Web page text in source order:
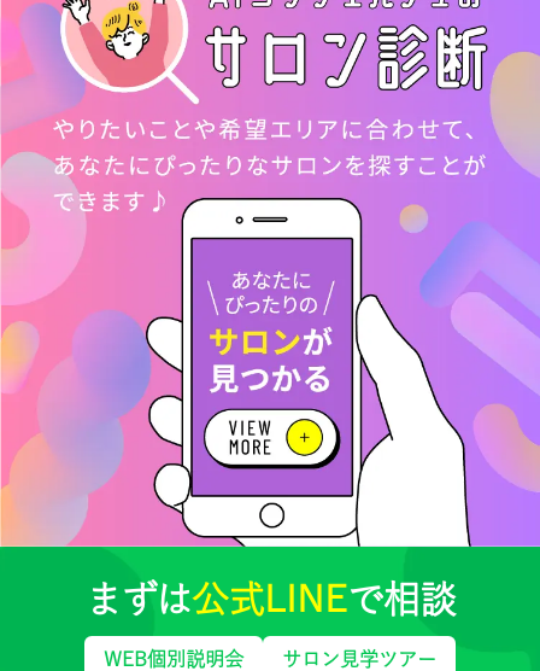
まずは公式LINEで相談
WEB個別説明会 サロン見学ツアー